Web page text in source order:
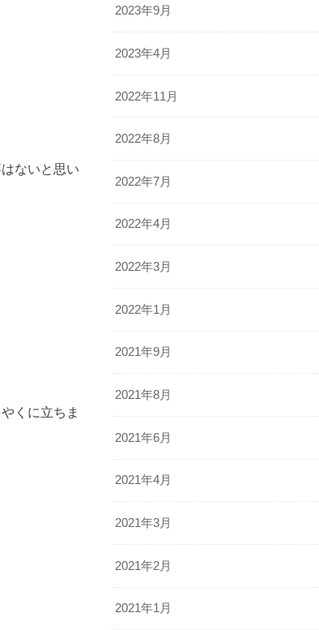
ないと思い
くに立ちま
2023年9月
2023年4月
2022年11月
2022年8月
2022年7月
2022年4月
2022年3月
2022年1月
2021年9月
2021年8月
2021年6月
2021年4月
2021年3月
2021年2月
2021年1月